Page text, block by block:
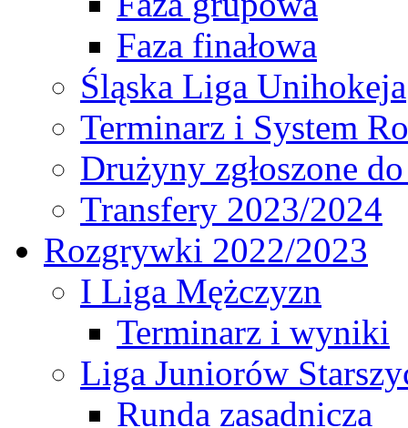
Faza finałowa
Śląska Liga Unihokeja
Terminarz i System
Drużyny zgłoszone
Transfery 2023/2024
Rozgrywki 2022/2023
I Liga Mężczyzn
Terminarz i wyniki
Liga Juniorów
Runda zasadnicza